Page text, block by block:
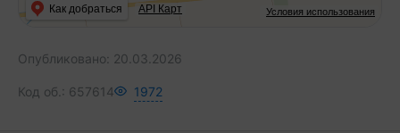
Условия использования
Как добраться API Карт
Опубликовано: 20.03.2026
Код об.: 657614 1972